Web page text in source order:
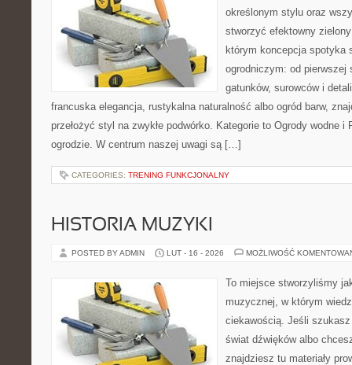
określonym stylu oraz
stworzyć efektowny
którym koncepcja spotyka
ogrodniczym: od
gatunków, surowców i
francuska elegancja, rustykalna naturalność albo ogród barw,
przełożyć styl na zwykłe podwórko. Kategorie to Ogrody wodne i
ogrodzie. W centrum naszej uwagi są […]
CATEGORIES: TRENING FUNKCJONALNY
HISTORIA MUZYKI
POSTED BY ADMIN LUT - 16 - 2026 MOŻLIWOŚĆ
To miejsce stworzyliśmy
muzycznej, w którym
ciekawością. Jeśli
świat dźwięków albo
znajdziesz tu materiały